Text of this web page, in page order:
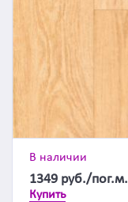
В наличии
1349 руб./пог.м.
Купить